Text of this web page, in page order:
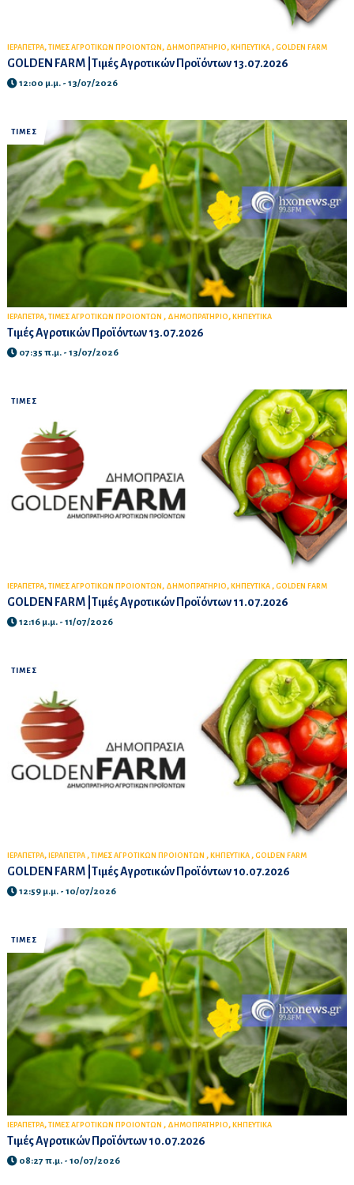
ΙΕΡΑΠΕΤΡΑ, ΤΙΜΕΣ ΑΓΡΟΤΙΚΩΝ ΠΡΟΙΟΝΤΩΝ , ΔΗΜΟΠΡΑΤΗΡΙΟ, ΚΗΠΕΥΤΙΚΑ , GOLDEN FARM
GOLDEN FARM |Τιμές Αγροτικών Προϊόντων 13.07.2026
12:00 μ.μ. - 13/07/2026
ΤΙΜΕΣ
ΙΕΡΑΠΕΤΡΑ, ΤΙΜΕΣ ΑΓΡΟΤΙΚΩΝ ΠΡΟΙΟΝΤΩΝ , ΔΗΜΟΠΡΑΤΗΡΙΟ, ΚΗΠΕΥΤΙΚΑ
Τιμές Αγροτικών Προϊόντων 13.07.2026
07:35 π.μ. - 13/07/2026
ΤΙΜΕΣ
ΙΕΡΑΠΕΤΡΑ, ΤΙΜΕΣ ΑΓΡΟΤΙΚΩΝ ΠΡΟΙΟΝΤΩΝ , ΔΗΜΟΠΡΑΤΗΡΙΟ, ΚΗΠΕΥΤΙΚΑ , GOLDEN FARM
GOLDEN FARM |Τιμές Αγροτικών Προϊόντων 11.07.2026
12:16 μ.μ. - 11/07/2026
ΤΙΜΕΣ
ΙΕΡΑΠΕΤΡΑ, ΙΕΡΑΠΕΤΡΑ , ΤΙΜΕΣ ΑΓΡΟΤΙΚΩΝ ΠΡΟΙΟΝΤΩΝ , ΚΗΠΕΥΤΙΚΑ , GOLDEN FARM
GOLDEN FARM |Τιμές Αγροτικών Προϊόντων 10.07.2026
12:59 μ.μ. - 10/07/2026
ΤΙΜΕΣ
ΙΕΡΑΠΕΤΡΑ, ΤΙΜΕΣ ΑΓΡΟΤΙΚΩΝ ΠΡΟΙΟΝΤΩΝ , ΔΗΜΟΠΡΑΤΗΡΙΟ , ΚΗΠΕΥΤΙΚΑ
Τιμές Αγροτικών Προϊόντων 10.07.2026
08:27 π.μ. - 10/07/2026